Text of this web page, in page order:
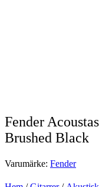
Fender
Brushed Black
Varumärke: Fender